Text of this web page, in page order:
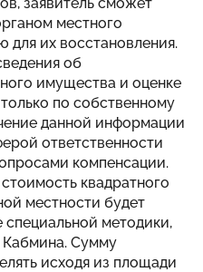
местного
их восстановления.
об
имущества и оценке
по собственному
данной информации
ответственности
компенсации.
квадратного
местности будет
специальной методики,
Кабмина. Сумму
исходя из площади